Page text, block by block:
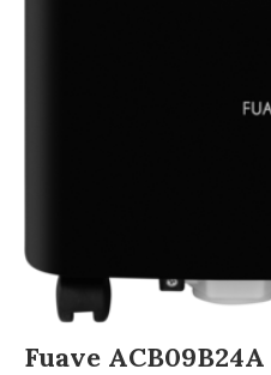
Fuave